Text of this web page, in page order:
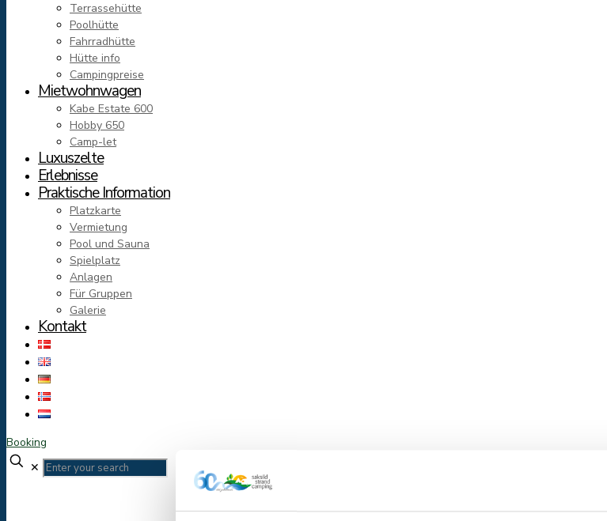
Terrassehütte
Poolhütte
Fahrradhütte
Hütte info
Campingpreise
Mietwohnwagen
Kabe Estate 600
Hobby 650
Camp-let
Luxuszelte
Erlebnisse
Praktische Information
Platzkarte
Vermietung
Pool und Sauna
Spielplatz
Anlagen
Für Gruppen
Galerie
Kontakt
Booking
✕